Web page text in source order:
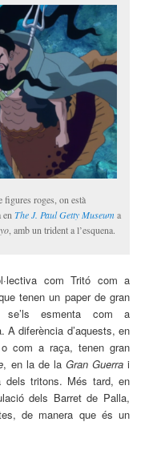
figures roges, on està
enThe J. Paul Getty Museuma
, amb un trident a l’esquena.
com Tritó com a
tenen un paper de gran
se’ls esmenta com a
diferència d’aquests, en
com a raça, tenen gran
, en la de la Gran Guerrai
dels tritons. Més tard, en
dels Barret de Palla,
de manera que és un